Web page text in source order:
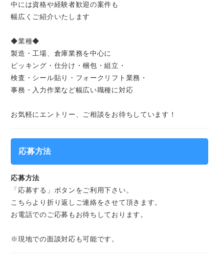
中には資格や経験者歓迎の案件も
幅広くご紹介いたします
◆業種◆
製造・工場、倉庫業務を中心に
ピッキング・仕分け・梱包・組立・
検査・シール貼り・フォークリフト業務・
事務・入力作業など幅広い職種に対応
お気軽にエントリー、ご相談をお待ちしています！
応募方法
応募方法
「応募する」ボタンをご利用下さい。
こちらより折り返しご連絡をさせて頂きます。
お電話でのご応募もお待ちしております。
※現地での面談対応も可能です。